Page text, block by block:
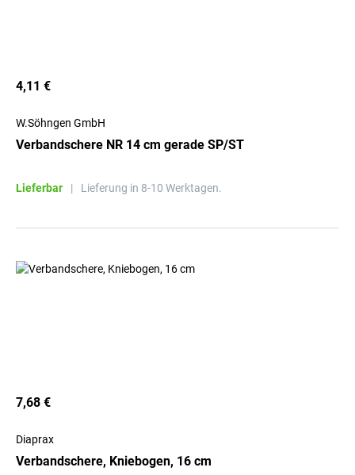
4,11 €
W.Söhngen GmbH
Verbandschere NR 14 cm gerade SP/ST
Lieferbar | Lieferung in 8-10 Werktagen.
7,68 €
Diaprax
Verbandschere, Kniebogen, 16 cm